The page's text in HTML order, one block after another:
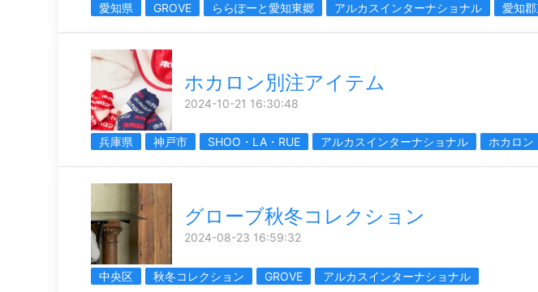
愛知県 GROVE ららぽーと愛知東郷 アルカスインターナショナル 愛知
ホカロン別注アイテム
2024-10-21 16:30:48
兵庫県 神戸市 SHOO・LA・RUE アルカスインターナショナル ホカロン
グローブ秋冬コレクション
2024-08-23 16:59:32
中央区 秋冬コレクション GROVE アルカスインターナショナル